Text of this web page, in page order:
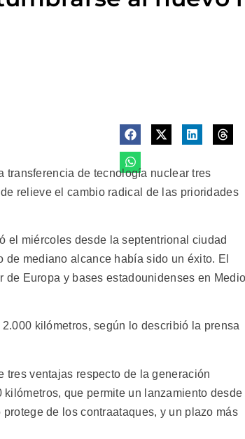
de tecnología nuclear tres
relieve el cambio radical de las prioridades
el miércoles desde la septentrional ciudad
mediano alcance había sido un éxito. El
Europa y bases estadounidenses en
kilómetros, según lo describió la prensa
tres ventajas respecto de la generación
que permite un lanzamiento desde
de los contraataques, y un plazo más